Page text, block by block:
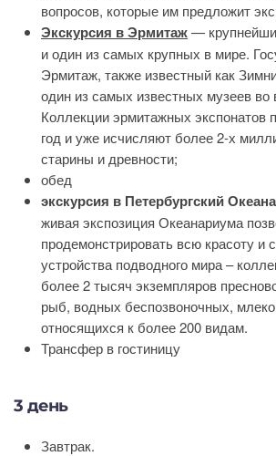
вопросов, которые им предложит
Экскурсия в Эрмитаж—
и один из самых крупных в мире.
Эрмитаж, также известный как
один из самых известных музеев во
Коллекции эрмитажных экспонатов
год и уже исчисляют более 2-х
старины и древности;
обед
экскурсия в Петербургский
живая экспозиция Океанариума
продемонстрировать всю красоту и
устройства подводного мира –
более 2 тысяч экземпляров
рыб, водных беспозвоночных,
относящихся к более 200 видам.
Трансфер в гостиницу
3 день
Завтрак.